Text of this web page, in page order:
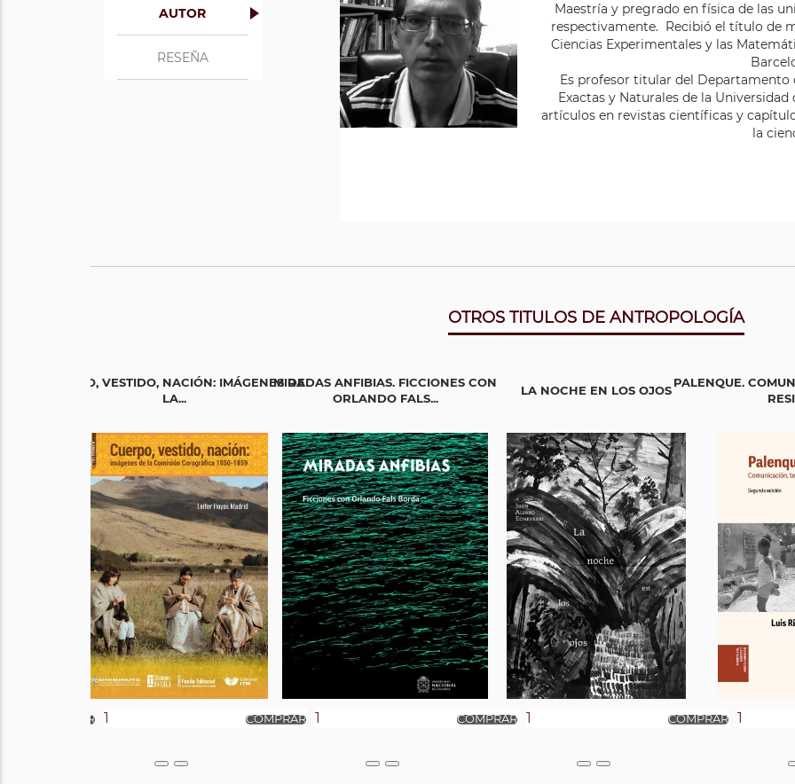
AUTOR
RESEÑA
Maestría y pregrado en física de las
respectivamente. Recibió el título de
Ciencias Experimentales y las
Es profesor titular del Departamento
Exactas y Naturales de la
artículos en revistas científicas y
la
OTROS TITULOS DE ANTROPOLOGÍA
CUERPO, VESTIDO, NACIÓN: IMÁGENES DE
LA...
MIRADAS ANFIBIAS. FICCIONES CON
ORLANDO FALS...
LA NOCHE EN LOS OJOS
PALENQUE.